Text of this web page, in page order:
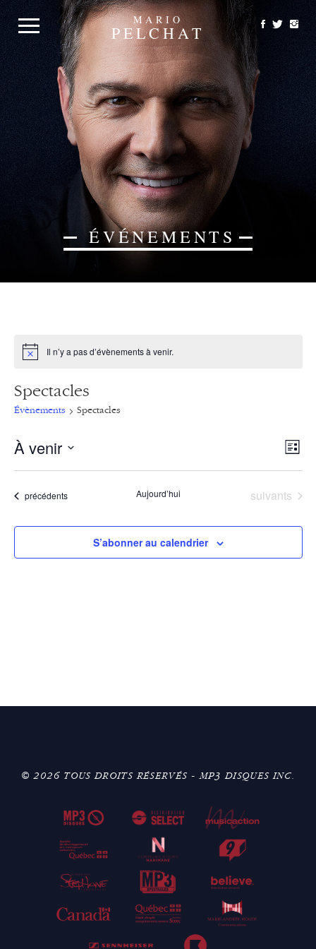
MARIO
PELCHAT
ÉVÉNEMENTS
Notice Il n’y a pas d’évènements à venir.
Spectacles
Évènements Spectacles
Liste
À venir
date.Évènements
précédents Aujourd’hui Évènements
suivants
S’abonner au calendrier
© 2026 TOUS DROITS RÉSERVÉS - MP3 DISQUES INC.